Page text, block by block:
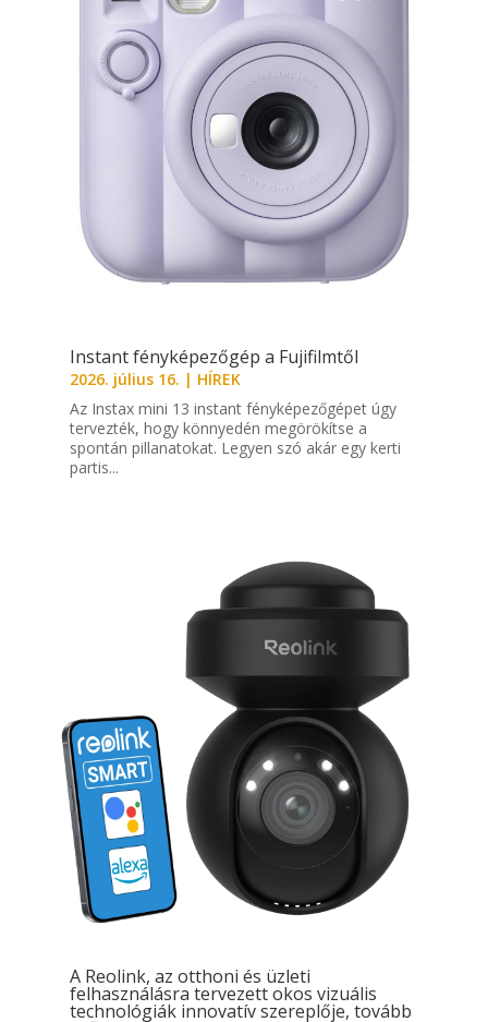
Instant fényképezőgép a Fujifilmtől
2026. július 16. | HÍREK
Az Instax mini 13 instant fényképezőgépet úgy
tervezték, hogy könnyedén megörökítse a
spontán pillanatokat. Legyen szó akár egy kerti
partis...
A Reolink, az otthoni és üzleti
felhasználásra tervezett okos vizuális
technológiák innovatív szereplője, tovább